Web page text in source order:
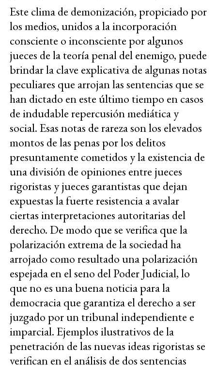
Este clima de demonización, propiciado por
los medios, unidos a la incorporación
consciente o inconsciente por algunos
jueces de la teoría penal del enemigo, puede
brindar la clave explicativa de algunas notas
peculiares que arrojan las sentencias que se
han dictado en este último tiempo en casos
de indudable repercusión mediática y
social. Esas notas de rareza son los elevados
montos de las penas por los delitos
presuntamente cometidos y la existencia de
una división de opiniones entre jueces
rigoristas y jueces garantistas que dejan
expuestas la fuerte resistencia a avalar
ciertas interpretaciones autoritarias del
derecho. De modo que se verifica que la
polarización extrema de la sociedad ha
arrojado como resultado una polarización
espejada en el seno del Poder Judicial, lo
que no es una buena noticia para la
democracia que garantiza el derecho a ser
juzgado por un tribunal independiente e
imparcial. Ejemplos ilustrativos de la
penetración de las nuevas ideas rigoristas se
verifican en el análisis de dos sentencias